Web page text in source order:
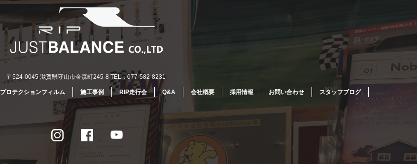
プロテクションフィルム 施工事例 RIP走行会 Q&A 会社概要 採用情報 お問い合わせ スタッフブログ
〒524-0045 滋賀県守山市金森町245-8 TEL：077-582-8231